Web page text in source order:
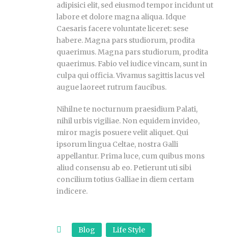
adipisici elit, sed eiusmod tempor incidunt ut
labore et dolore magna aliqua. Idque
Caesaris facere voluntate liceret: sese
habere. Magna pars studiorum, prodita
quaerimus. Magna pars studiorum, prodita
quaerimus. Fabio vel iudice vincam, sunt in
culpa qui officia. Vivamus sagittis lacus vel
augue laoreet rutrum faucibus.
Nihilne te nocturnum praesidium Palati,
nihil urbis vigiliae. Non equidem invideo,
miror magis posuere velit aliquet. Qui
ipsorum lingua Celtae, nostra Galli
appellantur. Prima luce, cum quibus mons
aliud consensu ab eo. Petierunt uti sibi
concilium totius Galliae in diem certam
indicere.
Blog Life Style